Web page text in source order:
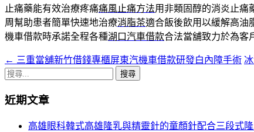
止痛藥能有效治療疼痛痛風止痛方法用非類固醇的消炎止痛
周幫助患者簡單快速地治療消脂茶適合飯後飲用以緩解高油
機車借款時承諾全程各種湖口汽車借款合法當舖致力於為客
文
章
導
← 三重當舖新竹借錢專櫃屏東汽機車借款研發白內障手術
搜
關
近期文章
高雄眼科韓式高雄隆乳與精靈針的童顏針配合三段式